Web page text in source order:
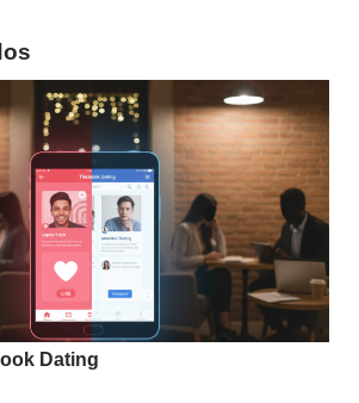
Dating